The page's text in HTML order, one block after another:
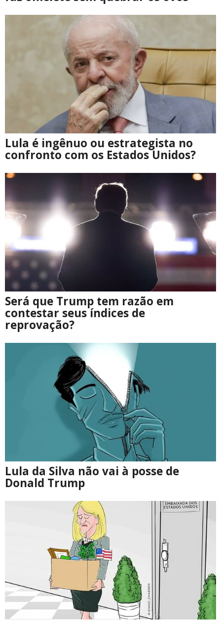
Lula é ingênuo ou estrategista no
confronto com os Estados Unidos?
Será que Trump tem razão em
contestar seus índices de
reprovação?
Lula da Silva não vai à posse de
Donald Trump